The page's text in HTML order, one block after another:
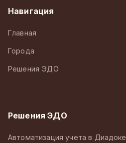
Навигация
Главная
Города
Решения ЭДО
Решения ЭДО
Автоматизация учета в Диадоке